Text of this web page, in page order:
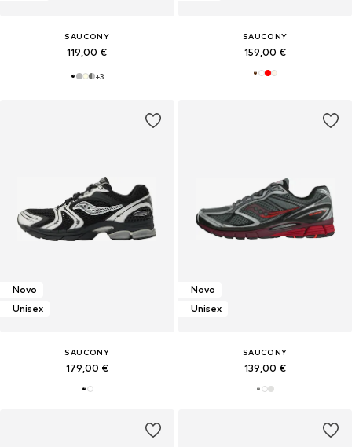
SAUCONY
119,00 €
+3
SAUCONY
159,00 €
Novo
Unisex
SAUCONY
179,00 €
Novo
Unisex
SAUCONY
139,00 €